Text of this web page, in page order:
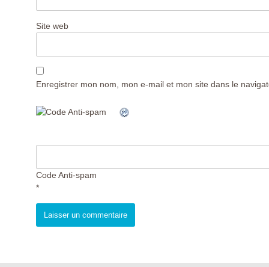
Site web
Enregistrer mon nom, mon e-mail et mon site dans le
Code Anti-spam
*